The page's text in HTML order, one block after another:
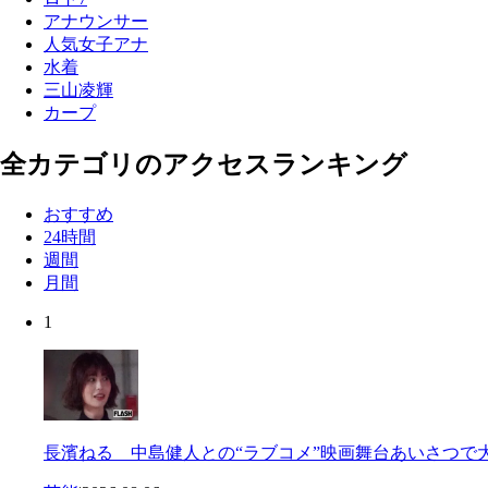
アナウンサー
人気女子アナ
水着
三山凌輝
カープ
全カテゴリのアクセスランキング
おすすめ
24時間
週間
月間
1
長濱ねる 中島健人との“ラブコメ”映画舞台あいさつで